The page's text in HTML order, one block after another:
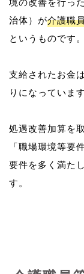
境の改善を行っ
治体）が介護職
というものです。
支給されたお金
りになっています
処遇改善加算を
「職場環境等要
要件を多く満た
す。